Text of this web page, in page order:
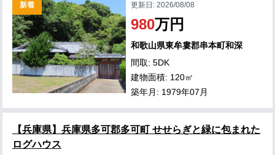
新着
更新日:2026/08/08
980万円
和歌山県東牟婁郡串本町和深
間取: 5DK
建物面積: 120㎡
築年月: 1979年07月
【兵庫県】兵庫県多可郡多可町 せせらぎと緑に包まれた
ログハウス